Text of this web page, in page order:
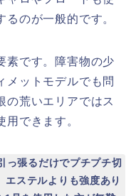
のが一般的です。
素です。障害物の少
メットモデルでも問
の荒いエリアではス
用できます。
っ張るだけでプチプチ切
ステルよりも強度あり